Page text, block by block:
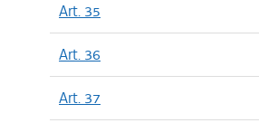
Art. 35
Art. 36
Art. 37